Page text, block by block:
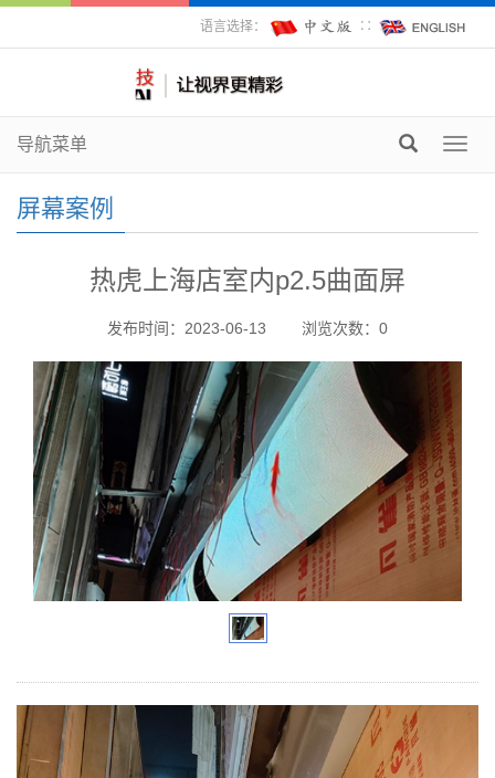
语言选择： ∷
导航菜单
屏幕案例
热虎上海店室内p2.5曲面屏
发布时间：2023-06-13 浏览次数： 0